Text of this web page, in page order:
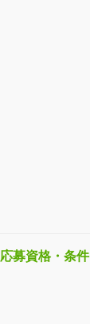
応募資格・条件